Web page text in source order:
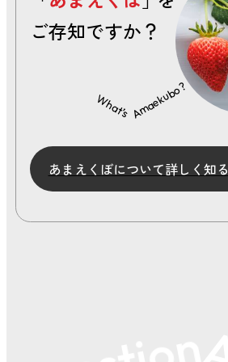
ご存知ですか？
What’s Amaekubo?
あまえくぼについて詳しく知る